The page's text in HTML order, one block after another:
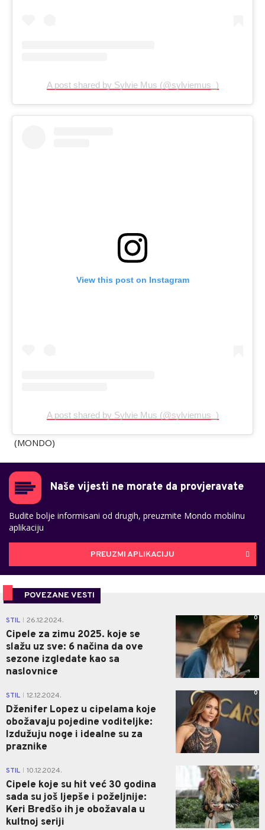
A post shared by Sylvie Mus (@sylviemus_)
View this post on Instagram
A post shared by Sylvie Mus (@sylviemus_)
(MONDO)
Naše vijesti ne morate da provjeravate
Budite bolje informisani od drugih, preuzmite Mondo mobilnu
aplikaciju
PREUZMI APLIKACIJU
POVEZANE VESTI
STIL 26.12.2024.
Cipele za zimu 2025. koje se
slažu uz sve: 6 načina da ove
sezone izgledate kao sa
naslovnice
0
STIL 12.12.2024.
Dženifer Lopez u cipelama koje
obožavaju pojedine voditeljke:
Izdužuju noge i idealne su za
praznike
0
STIL 10.12.2024.
Cipele koje su hit već 30 godina
sada su još ljepše i poželjnije:
Keri Bredšo ih je obožavala u
kultnoj seriji
0